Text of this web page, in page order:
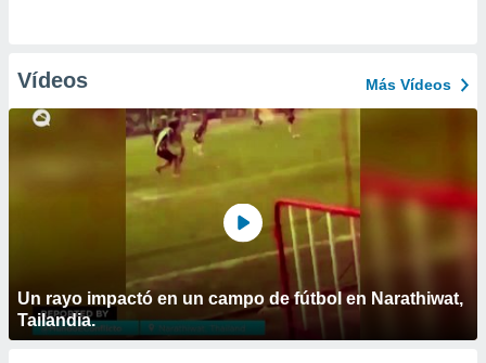
Vídeos Más Vídeos
Un rayo impactó en un campo de fútbol en Narathiwat,
Tailandia.